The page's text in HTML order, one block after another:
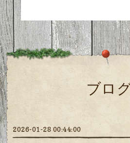
ブロ
2026-01-28 00:44:00